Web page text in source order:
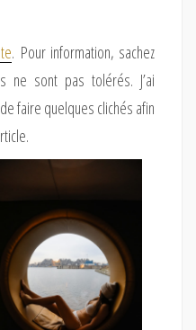
. Pour information, sachez
ne sont pas tolérés. J’ai
faire quelques clichés afin